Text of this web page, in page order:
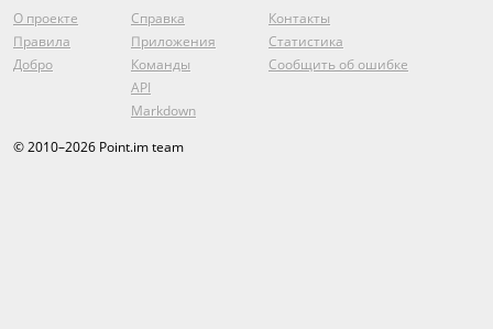
О проекте
Правила
Добро
Справка
Приложения
Команды
API
Markdown
Контакты
Статистика
Сообщить об ошибке
© 2010–2026 Point.im team